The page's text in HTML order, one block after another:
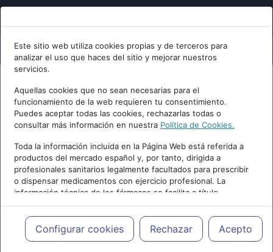
Este sitio web utiliza cookies propias y de terceros para
analizar el uso que haces del sitio y mejorar nuestros
servicios.
Aquellas cookies que no sean necesarias para el
funcionamiento de la web requieren tu consentimiento.
Puedes aceptar todas las cookies, rechazarlas todas o
consultar más información en nuestra Política de Cookies.
Toda la información incluida en la Página Web está referida a
productos del mercado español y, por tanto, dirigida a
profesionales sanitarios legalmente facultados para prescribir
o dispensar medicamentos con ejercicio profesional. La
información técnica de los fármacos se facilita a título
meramente informativo, siendo responsabilidad de los
profesionales facultados prescribir medicamentos y decidir, en
cada caso concreto, el tratamiento más adecuado a las
necesidades del paciente.
Configurar cookies Rechazar Acepto